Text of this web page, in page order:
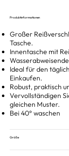
Produktinformationen
Großer
Tasche.
Innentasche mit
Ideal für den
Einkaufen.
Robust, praktisch
Vervollständigen
gleichen Muster.
Bei 40° waschen
Größe